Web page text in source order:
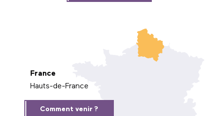
France
Hauts-de-France
Comment venir ?